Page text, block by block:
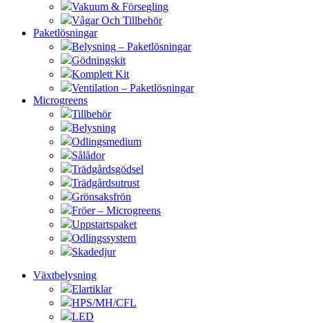
Vakuum & Försegling
Vågar Och Tillbehör
Paketlösningar
Belysning – Paketlösningar
Gödningskit
Komplett Kit
Ventilation – Paketlösningar
Microgreens
Tillbehör
Belysning
Odlingsmedium
Sålådor
Trädgårdsgödsel
Trädgårdsutrust
Grönsaksfrön
Fröer – Microgreens
Uppstartspaket
Odlingssystem
Skadedjur
Växtbelysning
Elartiklar
HPS/MH/CFL
LED